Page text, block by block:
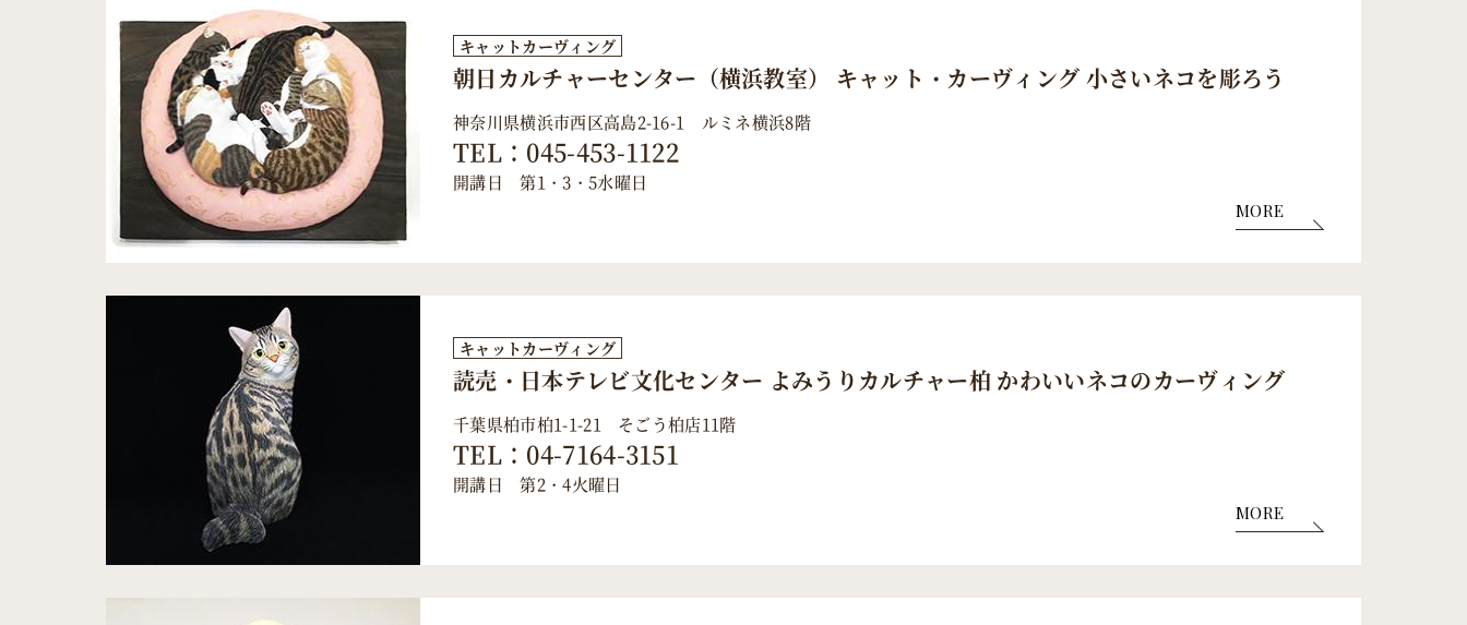
キャットカーヴィング
朝日カルチャーセンター（横浜教室） キャット・カーヴィング 小さいネコを彫ろう
神奈川県横浜市西区高島2-16-1 ルミネ横浜8階
TEL：045-453-1122
開講日 第1・3・5水曜日
MORE
キャットカーヴィング
読売・日本テレビ文化センター よみうりカルチャー柏 かわいいネコのカーヴィング
千葉県柏市柏1-1-21 そごう柏店11階
TEL：04-7164-3151
開講日 第2・4火曜日
MORE